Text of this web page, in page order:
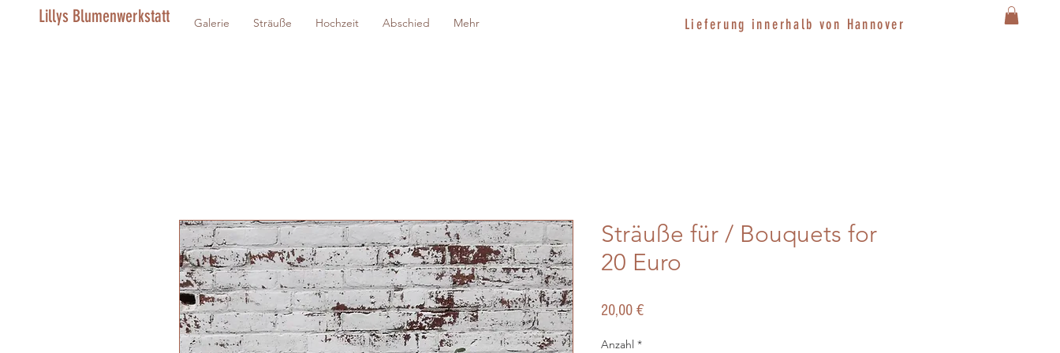
Lillys Blumenwerkstatt Galerie Sträuße Hochzeit Abschied Mehr Lieferung innerhalb von Hannover
Sträuße für / Bouquets for
20 Euro
20,00 €Preis
Anzahl *